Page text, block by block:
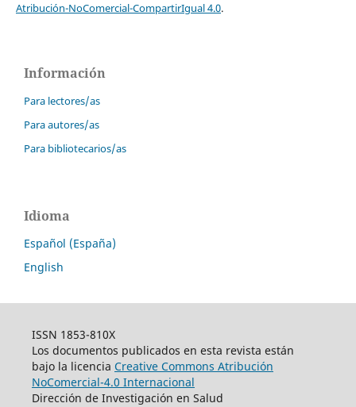
Atribución-NoComercial-CompartirIgual 4.0.
Información
Para lectores/as
Para autores/as
Para bibliotecarios/as
Idioma
Español (España)
English
ISSN 1853-810X
Los documentos publicados en esta revista están
bajo la licencia Creative Commons Atribución
NoComercial-4.0 Internacional
Dirección de Investigación en Salud